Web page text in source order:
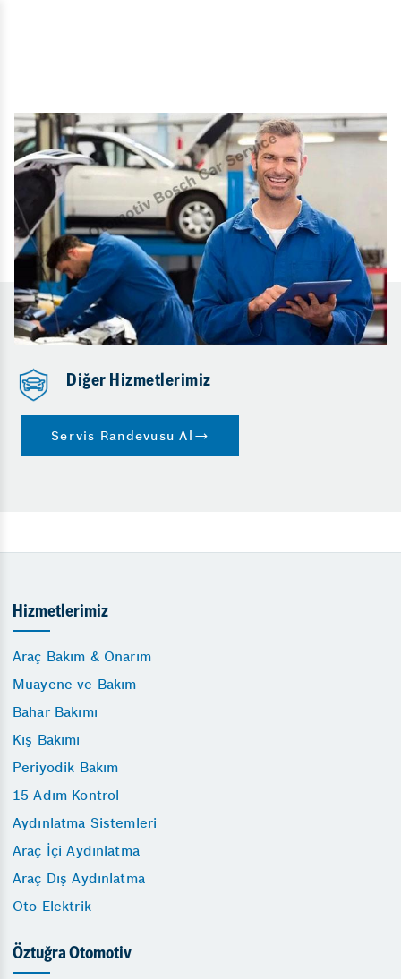
Diğer Hizmetlerimiz
Servis Randevusu Al
Hizmetlerimiz
Araç Bakım & Onarım
Muayene ve Bakım
Bahar Bakımı
Kış Bakımı
Periyodik Bakım
15 Adım Kontrol
Aydınlatma Sistemleri
Araç İçi Aydınlatma
Araç Dış Aydınlatma
Oto Elektrik
Öztuğra Otomotiv